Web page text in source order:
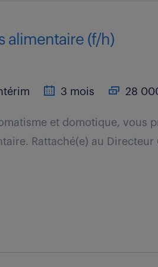
alimentaire (f/h)
3 mois 28
et domotique, vous
Rattaché(e) au Directeur